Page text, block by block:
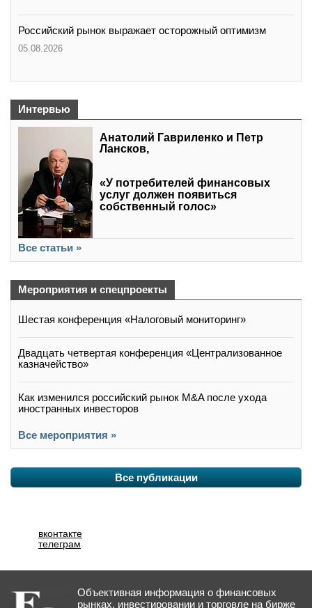
Российский рынок выражает осторожный оптимизм
05.08.2026
Интервью
Анатолий Гавриленко и Петр
Лансков,
«У потребителей финансовых
услуг должен появиться
собственный голос»
Все статьи »
Мероприятия и спецпроекты
Шестая конференция «Налоговый мониторинг»
Двадцать четвертая конференция «Централизованное
казначейство»
Как изменился российский рынок M&A после ухода
иностранных инвесторов
Все мероприятия »
Все публикации
вконтакте
телеграм
Объективная информация о финансовых
рынках, инвестировании и торговле на бирже